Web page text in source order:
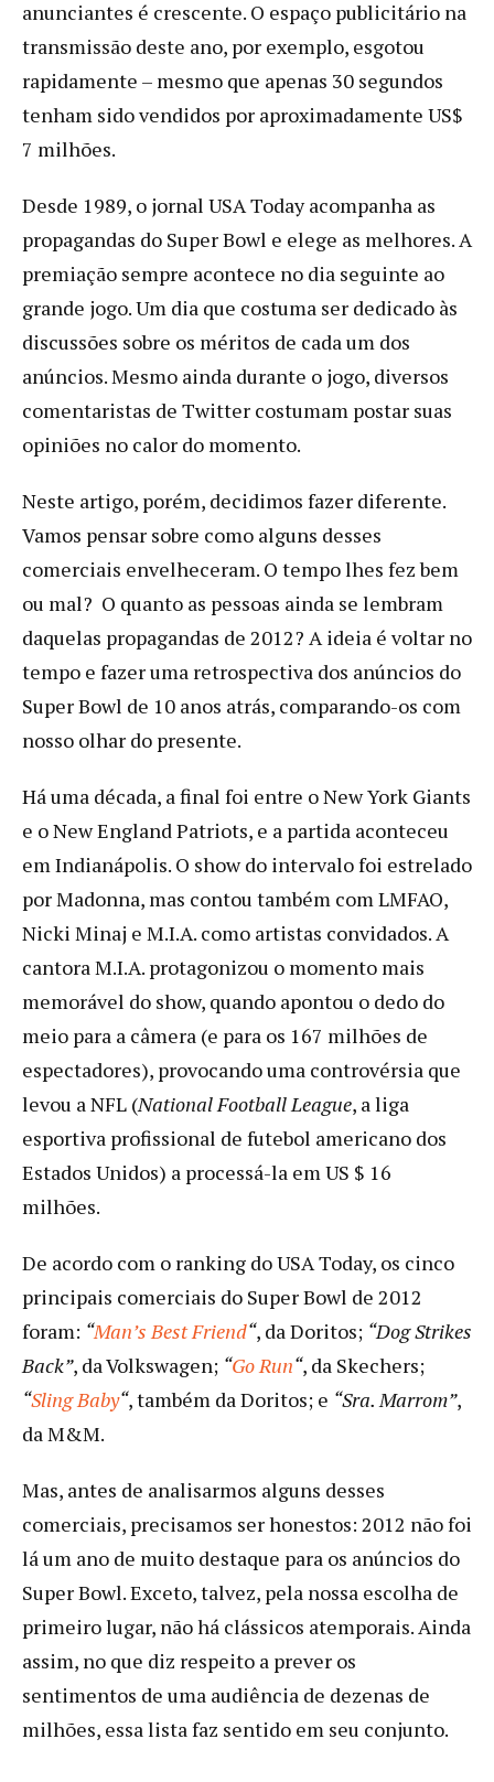
anunciantes é crescente. O espaço publicitário na
transmissão deste ano, por exemplo, esgotou
rapidamente – mesmo que apenas 30 segundos
tenham sido vendidos por aproximadamente US$
7 milhões.
Desde 1989, o jornal USA Today acompanha as
propagandas do Super Bowl e elege as melhores. A
premiação sempre acontece no dia seguinte ao
grande jogo. Um dia que costuma ser dedicado às
discussões sobre os méritos de cada um dos
anúncios. Mesmo ainda durante o jogo, diversos
comentaristas de Twitter costumam postar suas
opiniões no calor do momento.
Neste artigo, porém, decidimos fazer diferente.
Vamos pensar sobre como alguns desses
comerciais envelheceram. O tempo lhes fez bem
ou mal? O quanto as pessoas ainda se lembram
daquelas propagandas de 2012? A ideia é voltar no
tempo e fazer uma retrospectiva dos anúncios do
Super Bowl de 10 anos atrás, comparando-os com
nosso olhar do presente.
Há uma década, a final foi entre o New York Giants
e o New England Patriots, e a partida aconteceu
em Indianápolis. O show do intervalo foi estrelado
por Madonna, mas contou também com LMFAO,
Nicki Minaj e M.I.A. como artistas convidados. A
cantora M.I.A. protagonizou o momento mais
memorável do show, quando apontou o dedo do
meio para a câmera (e para os 167 milhões de
espectadores), provocando uma controvérsia que
levou a NFL (National Football League, a liga
esportiva profissional de futebol americano dos
Estados Unidos) a processá-la em US $ 16
milhões.
De acordo com o ranking do USA Today, os cinco
principais comerciais do Super Bowl de 2012
foram: “Man’s Best Friend“, da Doritos; “Dog Strikes
Back”, da Volkswagen; “Go Run“, da Skechers;
“Sling Baby“, também da Doritos; e “Sra. Marrom”,
da M&M.
Mas, antes de analisarmos alguns desses
comerciais, precisamos ser honestos: 2012 não foi
lá um ano de muito destaque para os anúncios do
Super Bowl. Exceto, talvez, pela nossa escolha de
primeiro lugar, não há clássicos atemporais. Ainda
assim, no que diz respeito a prever os
sentimentos de uma audiência de dezenas de
milhões, essa lista faz sentido em seu conjunto.